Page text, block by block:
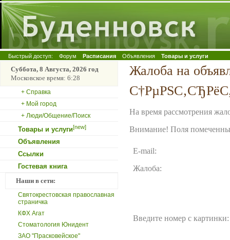
Быстрый доступ: Форум Расписания Объявления Товары и услуги
Суббота, 8 Августа, 2026 год
Московское время: 6:28
+ Справка
+ Мой город
+ Люди/Общение/Поиск
Товары и услуги[new]
Объявления
Ссылки
Гостевая книга
Наши в сети:
Святокрестовская православная
страничка
КФХ Агат
Стоматология Юнидент
ЗАО "Прасковейское"
Жалоба на
На время рассмотрения
Внимание! Поля
E-mail:
Жалоба:
Введите номер с картинки: